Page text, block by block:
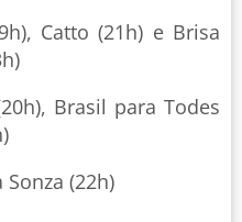
Catto (21h) e Brisa
Brasil para Todes
(22h)